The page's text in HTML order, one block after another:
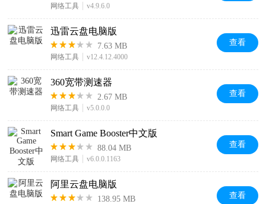
网络工具 v4.9.6.0
迅雷云盘电脑版
7.63 MB
网络工具 v12.4.12.4000
查看
360宽带测速器
2.67 MB
网络工具 v5.0.0.0
查看
Smart Game Booster中文版
88.04 MB
网络工具 v6.0.0.1163
查看
阿里云盘电脑版
138.95 MB 查看